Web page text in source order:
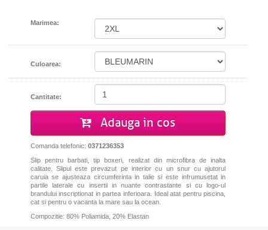
Marimea:
Culoarea:
Cantitate:
Adauga in cos
Comanda telefonic: 0371236353
Slip pentru barbati, tip boxeri, realizat din microfibra de inalta
calitate. Slipul este prevazut pe interior cu un snur cu ajutorul
caruia se ajusteaza circumferinta in talie si este infrumusetat in
partile laterale cu insertii in nuante contrastante si cu logo-ul
brandului inscriptionat in partea inferioara.
Ideal atat pentru piscina,
cat si pentru o vacanta la mare sau la ocean.
Compozitie: 80% Poliamida, 20% Elastan